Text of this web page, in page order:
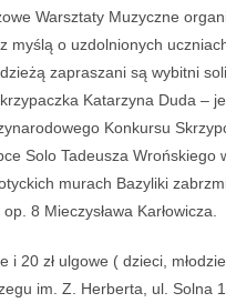
Warsztaty Muzyczne
myślą o uzdolnionych
zapraszani są wybitni
Katarzyna Duda –
Konkursu
Solo Tadeusza
murach Bazyliki
8 Mieczysława Karłowicza.
i 20 zł ulgowe ( dzieci,
im. Z. Herberta, ul. Solna